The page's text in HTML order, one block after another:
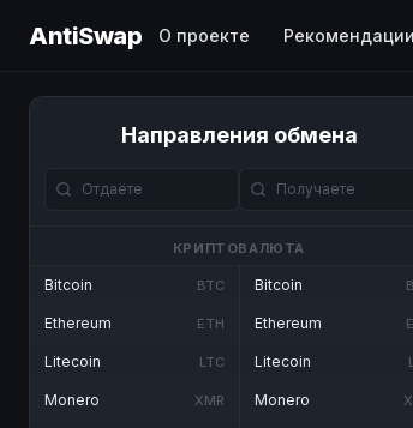
AntiSwap О проекте Рекомендации
Направления обмена
КРИПТОВАЛЮТА
Bitcoin BTC
Ethereum ETH
Litecoin LTC
Monero XMR
Bitcoin
Ethereum
Litecoin
Monero